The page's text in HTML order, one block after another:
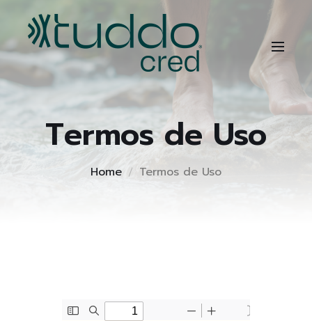
Termos de Uso
Home Termos de Uso